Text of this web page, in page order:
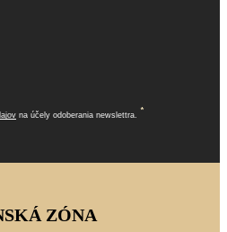
na účely odoberania newslettra. *
ZÓNA